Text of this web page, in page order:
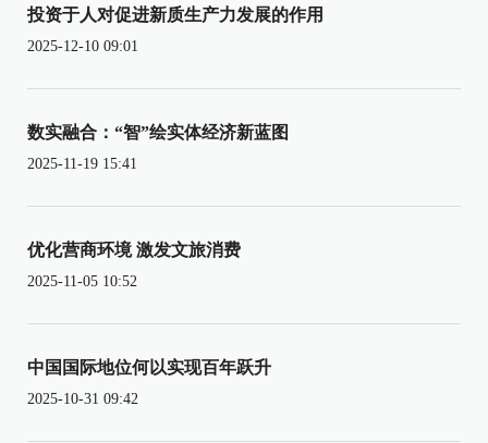
投资于人对促进新质生产力发展的作用
2025-12-10 09:01
数实融合：“智”绘实体经济新蓝图
2025-11-19 15:41
优化营商环境 激发文旅消费
2025-11-05 10:52
中国国际地位何以实现百年跃升
2025-10-31 09:42